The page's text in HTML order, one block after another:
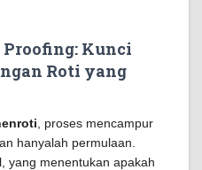
Kunci
Roti yang
, proses mencampur
hanyalah permulaan.
yang menentukan apakah